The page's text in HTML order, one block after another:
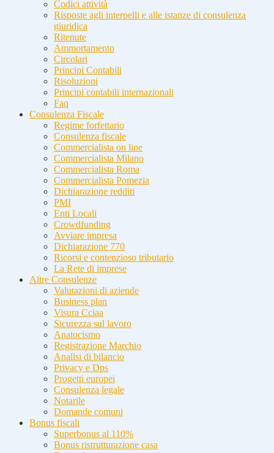
Codici attività
Risposte agli interpelli e alle istanze di consulenza
giuridica
Ritenute
Ammortamento
Circolari
Principi Contabili
Risoluzioni
Principi contabili internazionali
Faq
Consulenza Fiscale
Regime forfettario
Consulenza fiscale
Commercialista on line
Commercialista Milano
Commercialista Roma
Commercialista Pomezia
Dichiarazione redditi
PMI
Enti Locali
Crowdfunding
Avviare impresa
Dichiarazione 770
Ricorsi e contenzioso tributario
La Rete di imprese
Altre Consulenze
Valutazioni di aziende
Business plan
Visura Cciaa
Sicurezza sul lavoro
Anatocismo
Registrazione Marchio
Analisi di bilancio
Privacy e Dps
Progetti europei
Consulenza legale
Notarile
Domande comuni
Bonus fiscali
Superbonus al 110%
Bonus ristrutturazione casa